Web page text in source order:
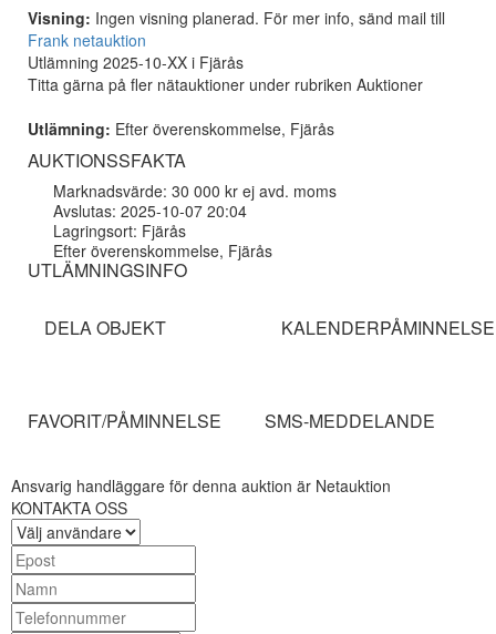
Visning: Ingen visning planerad. För mer info, sänd mail till
Frank netauktion
Utlämning 2025-10-XX i Fjärås
Titta gärna på fler nätauktioner under rubriken Auktioner
Utlämning: Efter överenskommelse, Fjärås
AUKTIONSSFAKTA
Marknadsvärde: 30 000 kr ej avd. moms
Avslutas: 2025-10-07 20:04
Lagringsort: Fjärås
Efter överenskommelse, Fjärås
UTLÄMNINGSINFO
DELA OBJEKT KALENDERPÅMINNELSE
FAVORIT/PÅMINNELSE SMS-MEDDELANDE
Ansvarig handläggare för denna auktion är Netauktion
KONTAKTA OSS